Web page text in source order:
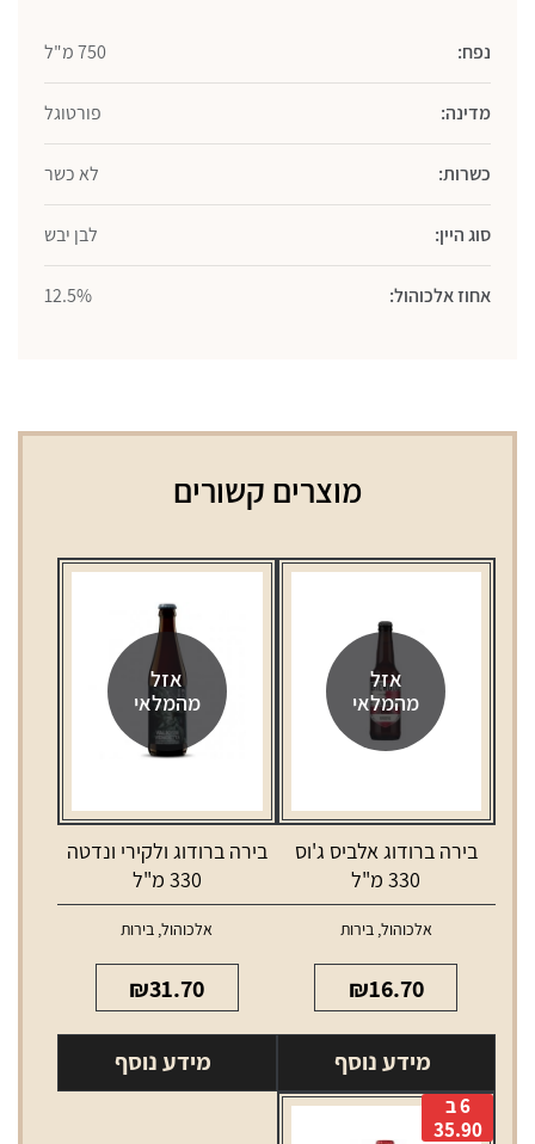
נפח: 750 מ"ל
מדינה: פורטוגל
כשרות: לא כשר
סוג היין: לבן יבש
אחוז אלכוהול: 12.5%
מוצרים קשורים
אזל
מהמלאי
בירה ברודוג אלביס ג'וס
330 מ"ל
אלכוהול,בירות
₪16.70
מידע נוסף
אזל
מהמלאי
בירה ברודוג ולקירי ונדטה
330 מ"ל
אלכוהול, בירות
₪31.70
מידע נוסף
6 ב
35.90